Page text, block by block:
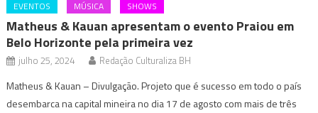
EVENTOS MÚSICA SHOWS
Matheus & Kauan apresentam o evento Praiou em
Belo Horizonte pela primeira vez
julho 25, 2024 Redação Culturaliza BH
Matheus & Kauan – Divulgação. Projeto que é sucesso em todo o país
desembarca na capital mineira no dia 17 de agosto com mais de três